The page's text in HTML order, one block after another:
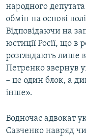
народного
обмін на основі
Відповідаючи на
юстиції Росії, що в
розглядають лише
Петренко звернув
– це один блок, а
інше».
Водночас адвокат
Савченко навряд